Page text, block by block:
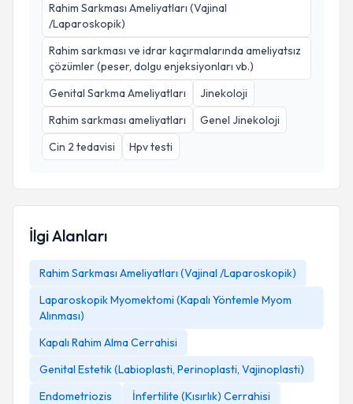
Rahim Sarkması Ameliyatları (Vajinal
/Laparoskopik)
Rahim sarkması ve idrar kaçırmalarında ameliyatsız
çözümler (peser, dolgu enjeksiyonları vb.)
Genital Sarkma Ameliyatları
Jinekoloji
Rahim sarkması ameliyatları
Genel Jinekoloji
Cin 2 tedavisi
Hpv testi
İlgi Alanları
Rahim Sarkması Ameliyatları (Vajinal /Laparoskopik)
Laparoskopik Myomektomi (Kapalı Yöntemle Myom
Alınması)
Kapalı Rahim Alma Cerrahisi
Genital Estetik (Labioplasti, Perinoplasti, Vajinoplasti)
Endometriozis
İnfertilite (Kısırlık) Cerrahisi